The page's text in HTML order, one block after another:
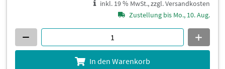
inkl. 19 % MwSt., zzgl. Versandkosten
Zustellung bis Mo., 10. Aug.
In den Warenkorb